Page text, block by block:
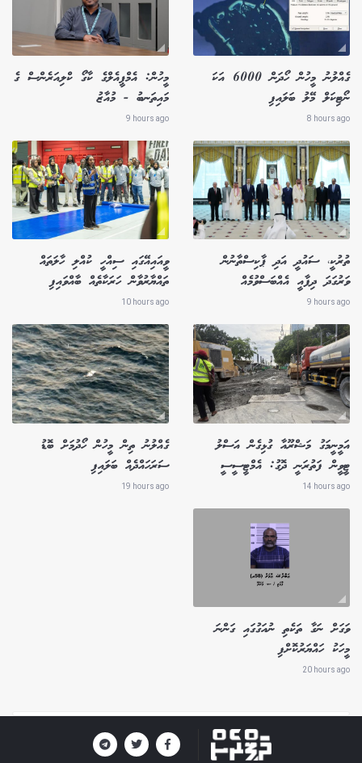
ގެއްލުނު މީހުން ހޯދަން 6000 އަކަ
ނޯޓިކަލް މޭލު ބަލައިފި
8 hours ago
މީހުން: އެމްޕީއެލްގެ ކާގޯ ކްލިއަރެންސް ގެ
މައިތަނބު - މުއާޒު
9 hours ago
ތުރުކީ، ސައުދީ އަދި ޕާކިސްތާނުން
ވަރުގަދަ ދިފާއީ އެއްބަސްވުމެއް
9 hours ago
ވީއައިއޭގައި ސިއްހީ ކުއްލި ހާލަތައް
ތައްޔާރުވާން ހަރަކާތެއް ބާއްވައިފި
10 hours ago
އަމީނީމަގު މަޝްރޫއާ ގުޅިގެން އަސްލު
ޓީވީން ފަތުރަނީ ދޮގު: އެމްޓީސީސީ
14 hours ago
ގެއްލުނު ތިން މީހުން ހޯދުމަށް ބޮޑު
ސަރަހައްދެއް ބަލައިފި
19 hours ago
ވަގަށް ނަގާ ތަކެތި ނުއަގުގައި ގަންނަ
މީހަކު ހައްޔަރުކޮށްފި
20 hours ago